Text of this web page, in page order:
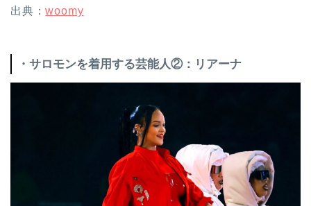
出典：woomy
・サロモンを着用する芸能人②：リアーナ